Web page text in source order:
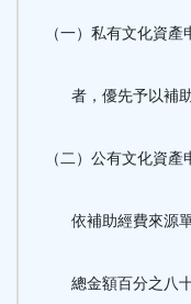
（一）私有文化資產
者，優先予以補助
（二）公有文化資產
依補助經費來源單
總金額百分之八十